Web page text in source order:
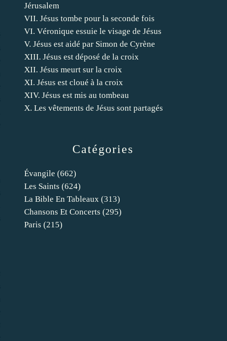
Catégories
Évangile (662)
Les Saints (624)
La Bible En Tableaux (313)
Chansons Et Concerts (295)
Paris (215)
Jérusalem
VII. Jésus tombe pour la seconde fois
VI. Véronique essuie le visage de Jésus
V. Jésus est aidé par Simon de Cyrène
XIII. Jésus est déposé de la croix
XII. Jésus meurt sur la croix
XI. Jésus est cloué à la croix
XIV. Jésus est mis au tombeau
X. Les vêtements de Jésus sont partagés